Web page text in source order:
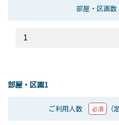
部屋・区画数
部屋・区画1
ご利用人数 必須